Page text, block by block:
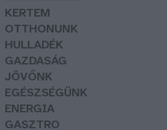
KERTEM
OTTHONUNK
HULLADÉK
GAZDASÁG
JÖVŐNK
EGÉSZSÉGÜNK
ENERGIA
GASZTRO